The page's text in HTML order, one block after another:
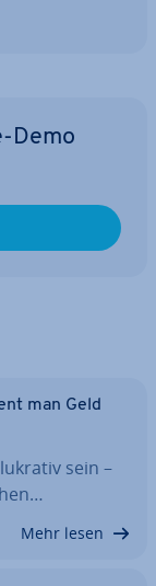
Demo
man Geld
sein –
Mehr lesen